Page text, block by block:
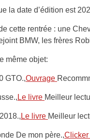
la date d’édition est
cette rentrée : une
BMW, les frères
même objet:
GTO.,Ouvrage
Le livre Meilleur
Le livre Meilleur
De mon père.,Clicker